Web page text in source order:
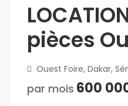
pièces
Ouest Foire, Dakar,
par mois 600